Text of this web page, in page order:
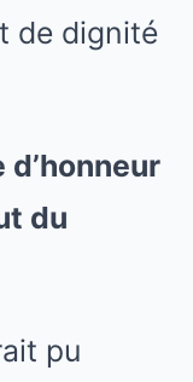
de dignité
d’honneur
du
pu